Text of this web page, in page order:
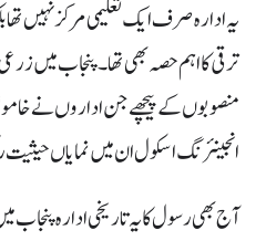
یہ ادارہ صرف ایک تعلیمی مرکز نہیں تھا
ترقی کا اہم حصہ بھی تھا۔ پنجاب میں
منصوبوں کے پیچھے جن اداروں نے
انجینئرنگ اسکول ان میں نمایاں
آج بھی رسول کا یہ تاریخی ادارہ پنجاب